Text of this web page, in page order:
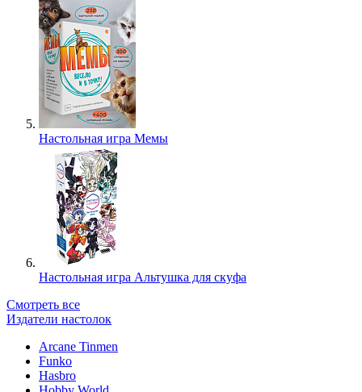
Настольная игра Мемы
Настольная игра Альтушка для скуфа
Смотреть все
Издатели настолок
Arcane Tinmen
Funko
Hasbro